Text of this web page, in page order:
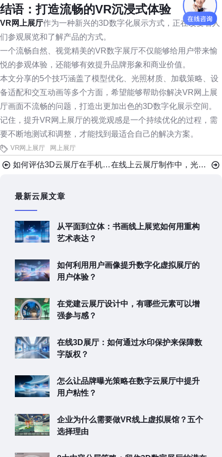
结语：打造流畅的VR沉浸式体验
VR网上展厅作为一种新兴的3D数字化展示方式，正在改变着人
们参观展览和了解产品的方式。
一个流畅自然、视觉精美的VR数字展厅不仅能够给用户带来愉
悦的参观体验，还能够有效提升品牌形象和商业价值。
本文分享的5个技巧涵盖了模型优化、光照材质、加载策略、设
备适配和交互动画等多个方面，希望能够帮助你解决VR网上展
厅画面不流畅的问题，打造出更加出色的3D数字化展示空间。
记住，提升VR网上展厅的视觉观感是一个持续优化的过程，需
要不断地测试和调整，才能找到最适合自己的解决方案。
VR网上展厅 网上展厅
如何评估3D云展厅在手机上的展示效果？7大策略 在线上云展厅制作中，光影设计的核心技法有哪些？
最新云展文章
从平面到立体：书画线上展览如何用重构
艺术表达？
如何利用用户画像提升数字化虚拟展厅的
用户体验？
在党建云展厅设计中，有哪些元素可以增
强参与感？
在线3D展厅：如何通过水印保护来保障数
字版权？
怎么让品牌曝光策略在数字云展厅中提升
用户粘性？
企业为什么需要做VR线上虚拟展馆？五个
选择理由